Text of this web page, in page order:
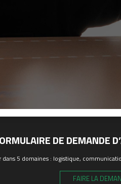
DE DEMANDE
5 domaines : logistique,
FAIRE LA